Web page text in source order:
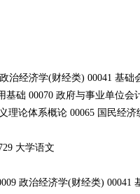
治经济学(财经类) 00041 基础
基础 00070 政府与事业单位会
理论体系概论 00065 国民经济
大学语文
政治经济学(财经类) 00041